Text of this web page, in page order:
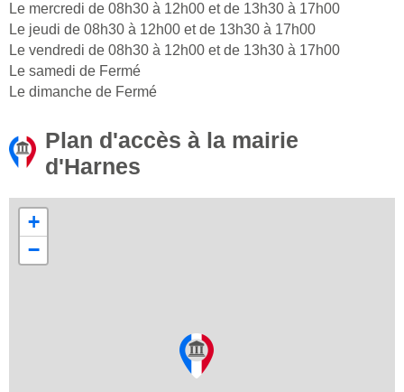
Le mercredi de 08h30 à 12h00 et de 13h30 à 17h00
Le jeudi de 08h30 à 12h00 et de 13h30 à 17h00
Le vendredi de 08h30 à 12h00 et de 13h30 à 17h00
Le samedi de Fermé
Le dimanche de Fermé
Plan d'accès à la mairie
d'Harnes
+
−